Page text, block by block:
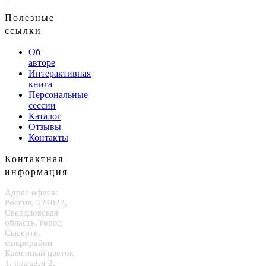
Полезные
ссылки
Об
авторе
Интерактивная
книга
Персональные
сессии
Каталог
Отзывы
Контакты
Контактная
информация
Адрес офиса:
Россия, 624022,
Свердловская
область, город
Сысерть,
микрорайон
Каменный цветок
1, подъезд 2,